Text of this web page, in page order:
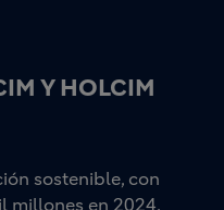
Y HOLCIM
sostenible, con
millones en 2024,